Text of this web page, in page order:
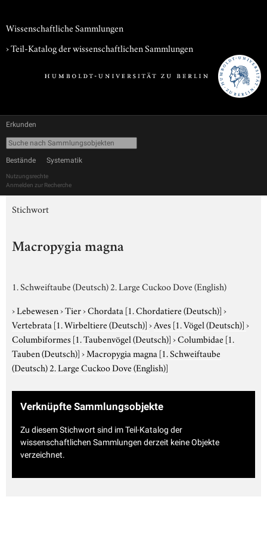
Wissenschaftliche Sammlungen
› Teil-Katalog der wissenschaftlichen Sammlungen
Erkunden
Bestände Systematik
Nutzungsrechte
Anmelden zur Recherche
Stichwort
Macropygia magna
1. Schweiftaube (Deutsch) 2. Large Cuckoo Dove (English)
›Lebewesen›Tier›Chordata [1. Chordatiere (Deutsch)]›
Vertebrata [1. Wirbeltiere (Deutsch)]›Aves [1. Vögel (Deutsch)]›
Columbiformes [1. Taubenvögel (Deutsch)]›Columbidae [1.
Tauben (Deutsch)]›Macropygia magna [1. Schweiftaube
(Deutsch) 2. Large Cuckoo Dove (English)]
Verknüpfte Sammlungsobjekte
Zu diesem Stichwort sind im Teil-Katalog der
wissenschaftlichen Sammlungen derzeit keine Objekte
verzeichnet.